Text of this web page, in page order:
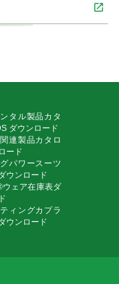
open_in_new
タル製品カタ
ダウンロード
連製品カタロ
ード
パワースーツ
ウンロード
ェア在庫表ダ
ィングカプラ
ウンロード